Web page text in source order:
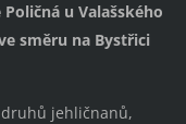
u Valašského
směru na Bystřici
jehličnanů,